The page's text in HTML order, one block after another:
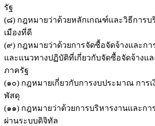
รัฐ
(๘) กฎหมายว่าด้วยหลักเกณฑ์และวิธีการบ
เมืองที่ดี
(๙) กฎหมายว่าด้วยการจัดซื้อจัดจ้างและก
และแนวทางปฏิบัติที่เกี่ยวกับจัดซื้อจัดจ้างแ
ภาครัฐ
(๑๐) กฎหมายเกี่ยวกับการงบประมาณ การเ
พัสดุ
(๑๑) กฎหมายว่าด้วยการบริหารงานและกา
ผ่านระบบดิจิทัล